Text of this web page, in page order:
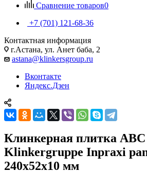
Сравнение товаров0
+7 (701) 121-68-36
Контактная информация
г.Астана, ул. Анет баба, 2
astana@klinkersgroup.ru
Вконтакте
Яндекс.Дзен
Клинкерная плитка ABC
Klinkergruppe Inpraxi
240х52х10 мм